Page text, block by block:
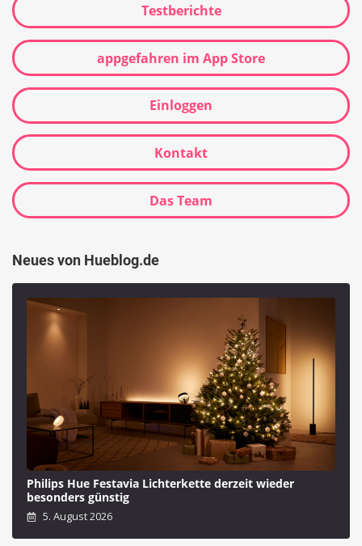
Testberichte
appgefahren im App Store
Einloggen
Kontakt
Das Team
Neues von Hueblog.de
Philips Hue Festavia Lichterkette derzeit wieder
besonders günstig
5. August 2026